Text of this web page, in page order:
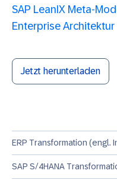
SAP LeanIX Meta-
Enterprise Architektur
Jetzt herunterladen
ERP Transformation (engl.
SAP S/4HANA